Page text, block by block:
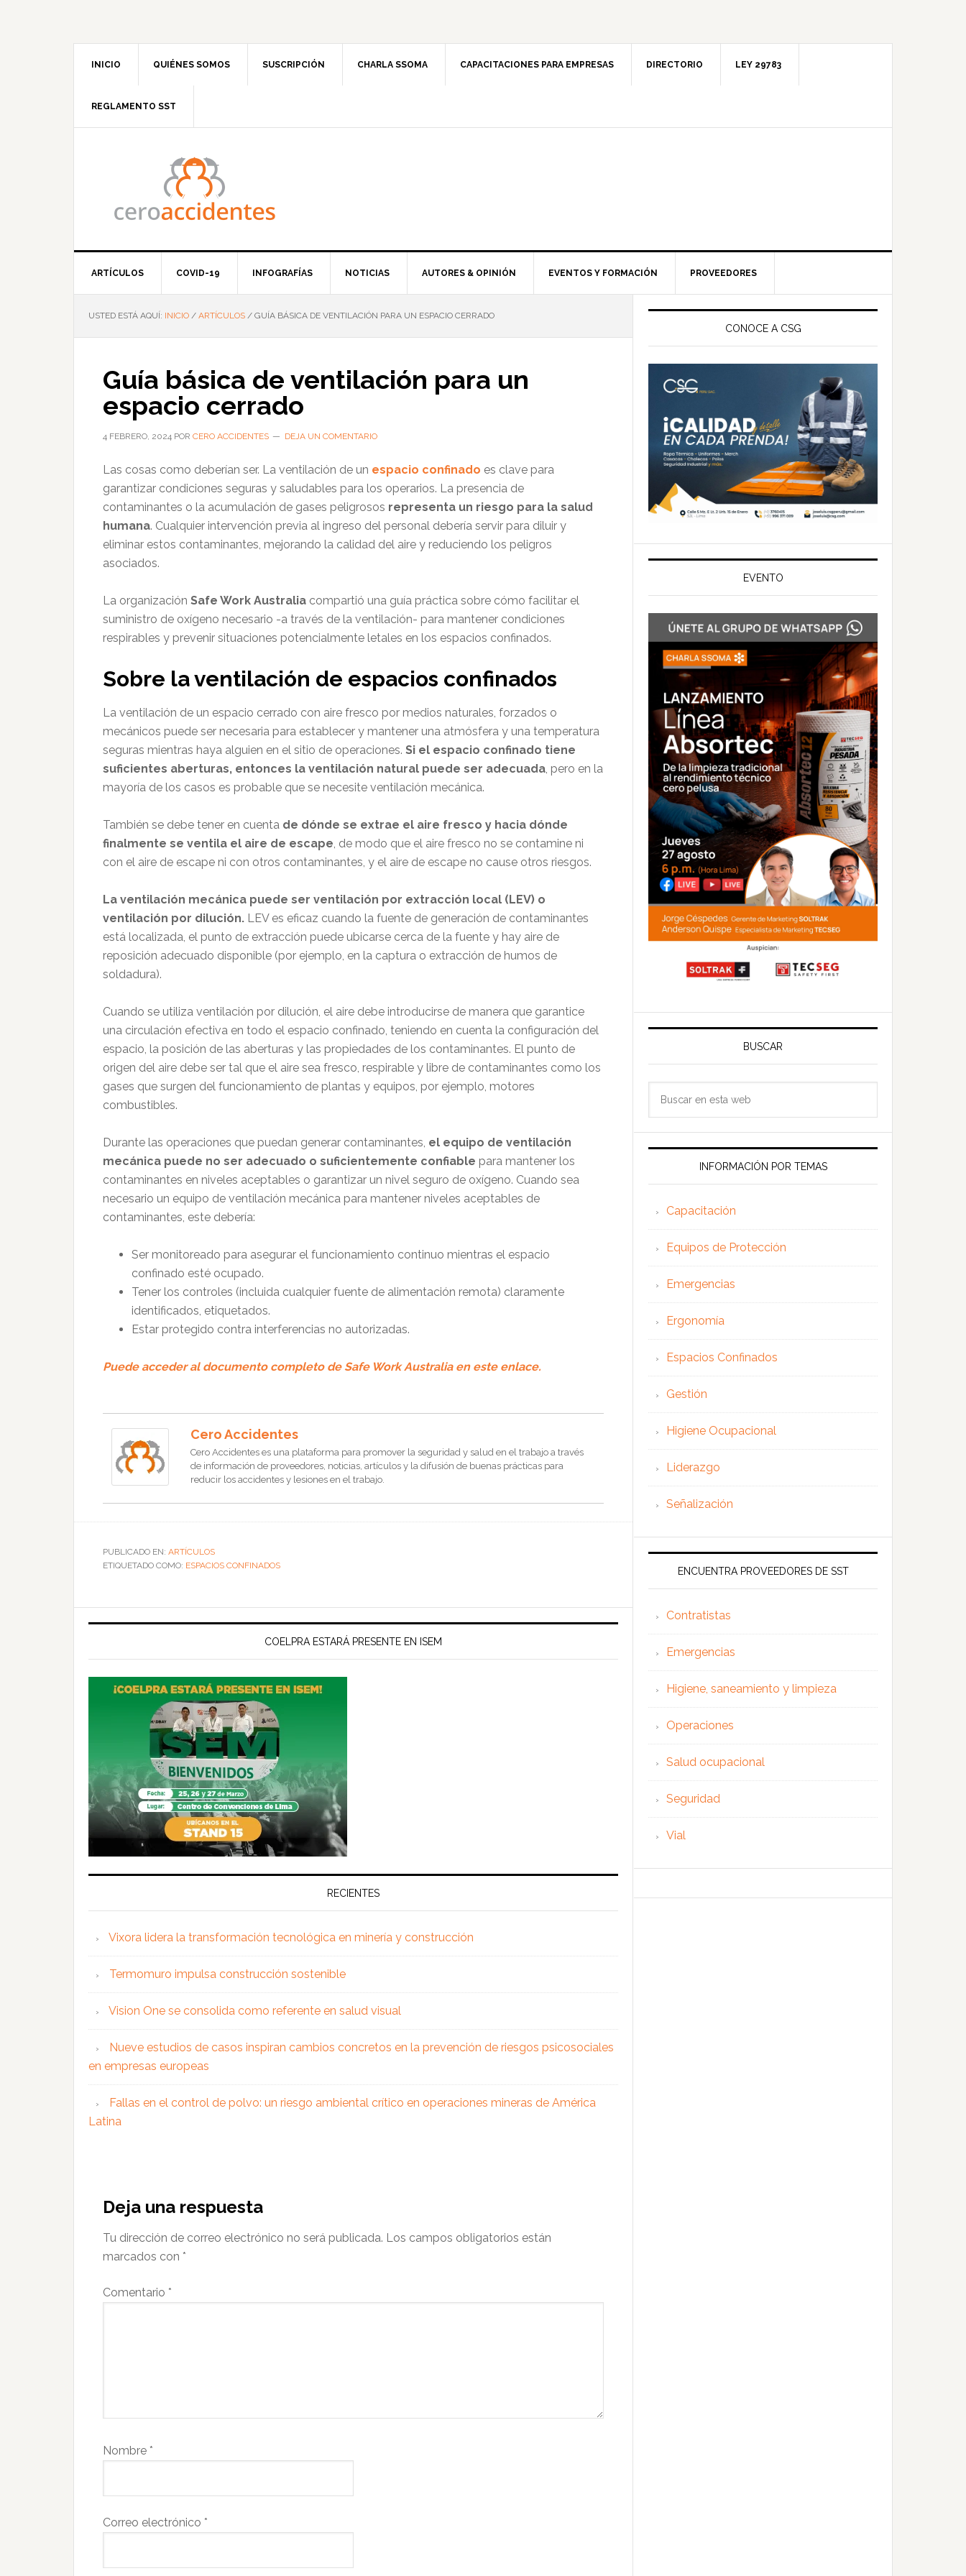
INICIO QUIÉNES SOMOS SUSCRIPCIÓN CHARLA SSOMA CAPACITACIONES PARA EMPRESAS DIRECTORIO LEY 29783
REGLAMENTO SST
ARTÍCULOS COVID-19 INFOGRAFÍAS NOTICIAS AUTORES & OPINIÓN EVENTOS Y FORMACIÓN PROVEEDORES
USTED ESTÁ AQUÍ: INICIO / ARTÍCULOS / GUÍA BÁSICA DE VENTILACIÓN PARA UN ESPACIO CERRADO
Guía básica de ventilación para un
espacio cerrado
4 FEBRERO, 2024 POR CERO ACCIDENTES DEJA UN COMENTARIO
Las cosas como deberían ser. La ventilación de un espacio confinado es clave para
garantizar condiciones seguras y saludables para los operarios. La presencia de
contaminantes o la acumulación de gases peligrosos representa un riesgo para la salud
humana. Cualquier intervención previa al ingreso del personal debería servir para diluir y
eliminar estos contaminantes, mejorando la calidad del aire y reduciendo los peligros
asociados.
La organización Safe Work Australia compartió una guía práctica sobre cómo facilitar el
suministro de oxígeno necesario -a través de la ventilación- para mantener condiciones
respirables y prevenir situaciones potencialmente letales en los espacios confinados.
Sobre la ventilación de espacios confinados
La ventilación de un espacio cerrado con aire fresco por medios naturales, forzados o
mecánicos puede ser necesaria para establecer y mantener una atmósfera y una temperatura
seguras mientras haya alguien en el sitio de operaciones. Si el espacio confinado tiene
suficientes aberturas, entonces la ventilación natural puede ser adecuada, pero en la
mayoría de los casos es probable que se necesite ventilación mecánica.
También se debe tener en cuenta de dónde se extrae el aire fresco y hacia dónde
finalmente se ventila el aire de escape, de modo que el aire fresco no se contamine ni
con el aire de escape ni con otros contaminantes, y el aire de escape no cause otros riesgos.
La ventilación mecánica puede ser ventilación por extracción local (LEV) o
ventilación por dilución. LEV es eficaz cuando la fuente de generación de contaminantes
está localizada, el punto de extracción puede ubicarse cerca de la fuente y hay aire de
reposición adecuado disponible (por ejemplo, en la captura o extracción de humos de
soldadura).
Cuando se utiliza ventilación por dilución, el aire debe introducirse de manera que garantice
una circulación efectiva en todo el espacio confinado, teniendo en cuenta la configuración del
espacio, la posición de las aberturas y las propiedades de los contaminantes. El punto de
origen del aire debe ser tal que el aire sea fresco, respirable y libre de contaminantes como los
gases que surgen del funcionamiento de plantas y equipos, por ejemplo, motores
combustibles.
Durante las operaciones que puedan generar contaminantes, el equipo de ventilación
mecánica puede no ser adecuado o suficientemente confiable para mantener los
contaminantes en niveles aceptables o garantizar un nivel seguro de oxígeno. Cuando sea
necesario un equipo de ventilación mecánica para mantener niveles aceptables de
contaminantes, este debería:
Ser monitoreado para asegurar el funcionamiento continuo mientras el espacio
confinado esté ocupado.
Tener los controles (incluida cualquier fuente de alimentación remota) claramente
identificados, etiquetados.
Estar protegido contra interferencias no autorizadas.
Puede acceder al documento completo de Safe Work Australia en este enlace.
Cero Accidentes
Cero Accidentes es una plataforma para promover la seguridad y salud en el trabajo a través
de información de proveedores, noticias, artículos y la difusión de buenas prácticas para
reducir los accidentes y lesiones en el trabajo.
PUBLICADO EN: ARTÍCULOS
ETIQUETADO COMO: ESPACIOS CONFINADOS
COELPRA ESTARÁ PRESENTE EN ISEM
RECIENTES
Vixora lidera la transformación tecnológica en minería y construcción
Termomuro impulsa construcción sostenible
Vision One se consolida como referente en salud visual
Nueve estudios de casos inspiran cambios concretos en la prevención de riesgos psicosociales
en empresas europeas
Fallas en el control de polvo: un riesgo ambiental crítico en operaciones mineras de América
Latina
con
lectores
Deja una respuesta
Tu dirección de correo electrónico no será publicada. Los campos obligatorios están
marcados con *
Comentario *
Nombre *
Correo electrónico *
Barra
principal
CONOCE A CSG
EVENTO
BUSCAR
web
INFORMACIÓN POR TEMAS
Capacitación
Equipos de Protección
Emergencias
Ergonomía
Espacios Confinados
Gestión
Higiene Ocupacional
Liderazgo
Señalización
ENCUENTRA PROVEEDORES DE SST
Contratistas
Emergencias
Higiene, saneamiento y limpieza
Operaciones
Salud ocupacional
Seguridad
Vial